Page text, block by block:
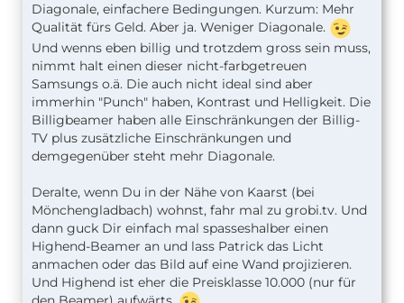
Diagonale, einfachere Bedingungen. Kurzum: Mehr
Qualität fürs Geld. Aber ja. Weniger Diagonale.
Und wenns eben billig und trotzdem gross sein muss,
nimmt halt einen dieser nicht-farbgetreuen
Samsungs o.ä. Die auch nicht ideal sind aber
immerhin "Punch" haben, Kontrast und Helligkeit. Die
Billigbeamer haben alle Einschränkungen der Billig-
TV plus zusätzliche Einschränkungen und
demgegenüber steht mehr Diagonale.
Deralte, wenn Du in der Nähe von Kaarst (bei
Mönchengladbach) wohnst, fahr mal zu grobi.tv. Und
dann guck Dir einfach mal spasseshalber einen
Highend-Beamer an und lass Patrick das Licht
anmachen oder das Bild auf eine Wand projizieren.
Und Highend ist eher die Preisklasse 10.000 (nur für